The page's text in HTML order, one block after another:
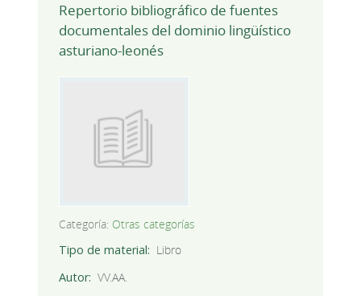
Repertorio bibliográfico de fuentes
documentales del dominio lingüístico
asturiano-leonés
Categoría: Otras categorías
Tipo de material
Libro
Autor
VV.AA.